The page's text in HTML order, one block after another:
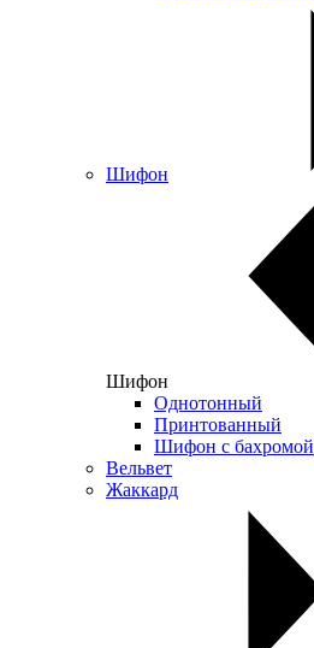
Шифон
Шифон
Однотонный
Принтованный
Шифон с бахромой
Вельвет
Жаккард